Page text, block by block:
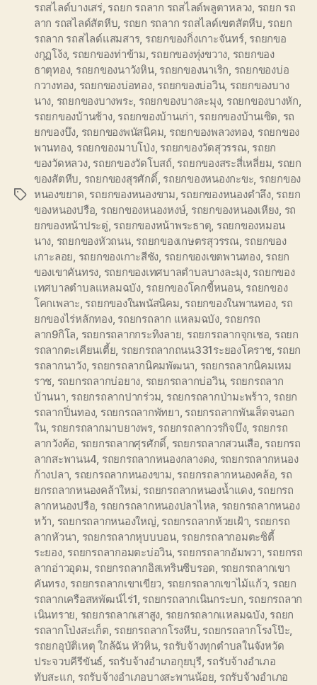
Tags
รถสไลด์บางเสร่, รถยก รถลาก รถสไลด์พลูตาหลวง, รถยก รถ
ลาก รถสไลด์สัตหีบ, รถยก รถลาก รถสไลด์เขตสัตหีบ, รถยก
รถลาก รถสไลด์แสมสาร, รถยกของกิ่งเกาะจันทร์, รถยกขอ
งกุฏโง้ง, รถยกของท่าข้าม, รถยกของทุ่งขวาง, รถยกของ
ธาตุทอง, รถยกของนาวังหิน, รถยกของนาเริก, รถยกของบ่อ
กวางทอง, รถยกของบ่อทอง, รถยกของบ่อวิน, รถยกของบาง
นาง, รถยกของบางพระ, รถยกของบางละมุง, รถยกของบางหัก,
รถยกของบ้านช้าง, รถยกของบ้านเก่า, รถยกของบ้านเซิด, รถ
ยกของบึง, รถยกของพนัสนิคม, รถยกของพลวงทอง, รถยกของ
พานทอง, รถยกของมาบโป่ง, รถยกของวัดสุวรรณ, รถยก
ของวัดหลวง, รถยกของวัดโบสถ์, รถยกของสระสี่เหลี่ยม, รถยก
ของสัตหีบ, รถยกของสุรศักดิ์, รถยกของหนองกะขะ, รถยกของ
หนองขยาด, รถยกของหนองขาม, รถยกของหนองตำลึง, รถยก
ของหนองปรือ, รถยกของหนองหงษ์, รถยกของหนองเหียง, รถ
ยกของหน้าประดู่, รถยกของหน้าพระธาตุ, รถยกของหมอน
นาง, รถยกของหัวถนน, รถยกของเกษตรสุวรรณ, รถยกของ
เกาะลอย, รถยกของเกาะสีชัง, รถยกของเขตพานทอง, รถยก
ของเขาคันทรง, รถยกของเทศบาลตำบลบางละมุง, รถยกของ
เทศบาลตำบลแหลมฉบัง, รถยกของโคกขี้หนอน, รถยกของ
โคกเพลาะ, รถยกของในพนัสนิคม, รถยกของในพานทอง, รถ
ยกของไร่หลักทอง, รถยกรถลาก แหลมฉบัง, รถยกรถ
ลาก9กิโล, รถยกรถลากกระทิงลาย, รถยกรถลากจุกเชอ, รถยก
รถลากตะเคียนเตี้ย, รถยกรถลากถนน331ระยองโคราช, รถยก
รถลากนาวัง, รถยกรถลากนิคมพัฒนา, รถยกรถลากนิคมเหม
ราช, รถยกรถลากบ่อยาง, รถยกรถลากบ่อวิน, รถยกรถลาก
บ้านนา, รถยกรถลากปากร่วม, รถยกรถลากป่ามะพร้าว, รถยก
รถลากปิ่นทอง, รถยกรถลากพัทยา, รถยกรถลากพันเส็ดจนอก
ใน, รถยกรถลากมาบยางพร, รถยกรถลากวรกิจบึง, รถยกรถ
ลากวังค้อ, รถยกรถลากศุรศักดิ์, รถยกรถลากสวนเสือ, รถยกรถ
ลากสะพานน4, รถยกรถลากหนองกลางดง, รถยกรถลากหนอง
ก้างปลา, รถยกรถลากหนองขาม, รถยกรถลากหนองคล้อ, รถ
ยกรถลากหนองคล้าใหม่, รถยกรถลากหนองน้ำแดง, รถยกรถ
ลากหนองปรือ, รถยกรถลากหนองปลาไหล, รถยกรถลากหนอง
หว้า, รถยกรถลากหนองใหญ่, รถยกรถลากห้วยเฝ้า, รถยกรถ
ลากหัวนา, รถยกรถลากหุบบบอน, รถยกรถลากอมตะซิตี้
ระยอง, รถยกรถลากอมตะบ่อวิน, รถยกรถลากอัมพวา, รถยกรถ
ลากอ่าวอุดม, รถยกรถลากอิสเทรินซีบรอด, รถยกรถลากเขา
คันทรง, รถยกรถลากเขาเขียว, รถยกรถลากเขาไม้แก้ว, รถยก
รถลากเครือสหพัฒน์ไร่1, รถยกรถลากเนินกระบก, รถยกรถลาก
เนินทราย, รถยกรถลากเสาสูง, รถยกรถลากแหลมฉบัง, รถยก
รถลากโป่งสะเก็ต, รถยกรถลากโรงหีบ, รถยกรถลากโรงโป๊ะ,
รถยกอุบัติเหตุ ใกล้ฉัน หัวหิน, รถรับจ้างทุกตำบลในจังหวัด
ประจวบคีรีขันธ์, รถรับจ้างอำเภอกุยบุรี, รถรับจ้างอำเภอ
ทับสะแก, รถรับจ้างอำเภอบางสะพานน้อย, รถรับจ้างอำเภอ